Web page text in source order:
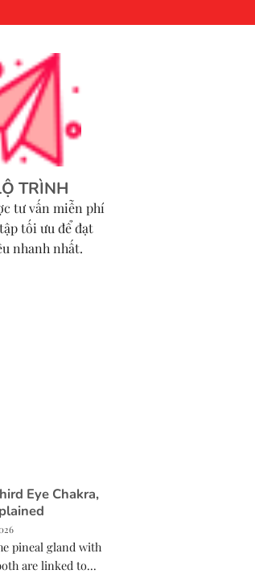
TRÌNH
tư vấn miễn phí
tối ưu để đạt
nhanh nhất.
Eye Chakra,
pineal gland with
are linked to...